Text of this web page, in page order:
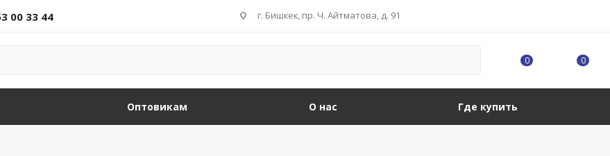
00 33 44 г. Бишкек, пр. Ч. Айтматова, д. 91
0 0
Оптовикам О нас Где купить